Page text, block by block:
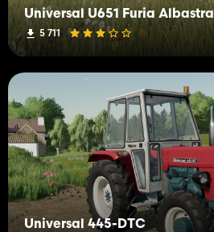
Universal U651 Furia Albastra
5 711
Universal 445-DTC